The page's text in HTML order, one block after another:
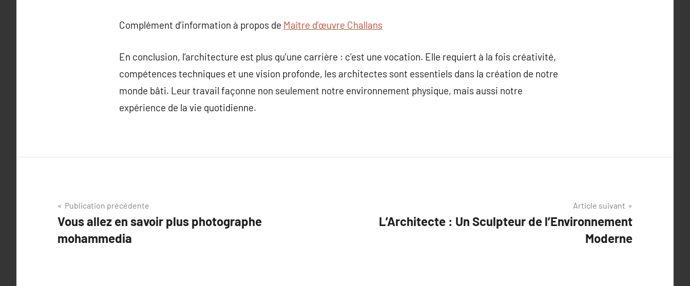
Complément d’information à propos de Maître d’œuvre Challans
En conclusion, l’architecture est plus qu’une carrière : c’est une vocation. Elle requiert à la fois créativité,
compétences techniques et une vision profonde, les architectes sont essentiels dans la création de notre
monde bâti. Leur travail façonne non seulement notre environnement physique, mais aussi notre
expérience de la vie quotidienne.
Navigation
de
l’article
Publication précédente
Vous allez en savoir plus photographe
mohammedia
Article suivant
L’Architecte : Un Sculpteur de l’Environnement
Moderne